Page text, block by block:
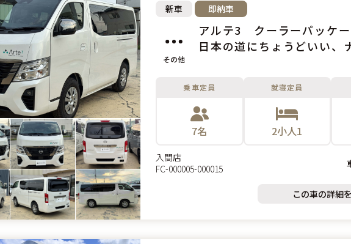
新車 即納車
その他
アルテ3 クーラーパッケ
日本の道にちょうどいい、
乗車定員
7名
就寝定員
2小人1
入間店
FC-000005-000015
この車の詳細